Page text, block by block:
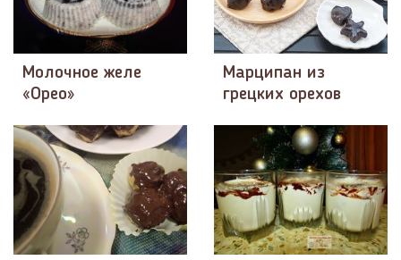
Молочное желе
«Орео»
Марципан из
грецких орехов